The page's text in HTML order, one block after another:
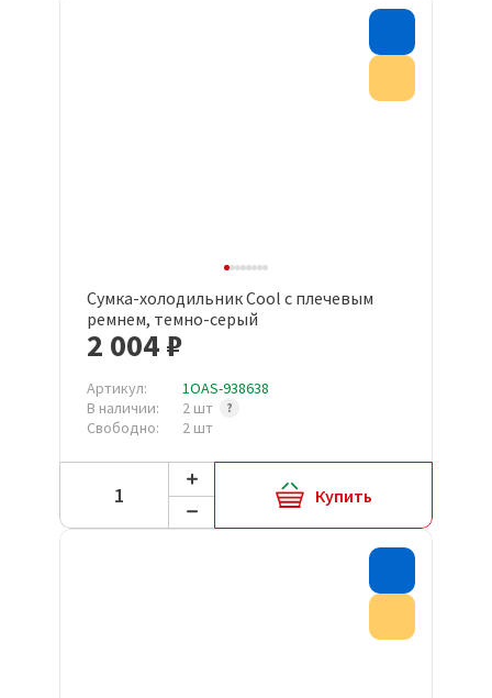
Сумка-холодильник Cool с плечевым
ремнем, темно-серый
2 004 ₽
Артикул:
1OAS-938638
В наличии:
2 шт
Свободно:
2 шт
Купить